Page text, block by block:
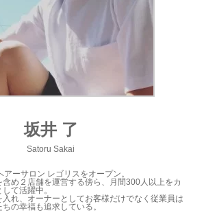
坂井 了
Satoru Sakai
ーサロン レゴリスをオープン。
め２店舗を運営する傍ら、月間300人以上をカ
て活躍中。
れ、オーナーとしてお客様だけでなく従業員は
の幸福も追求している。